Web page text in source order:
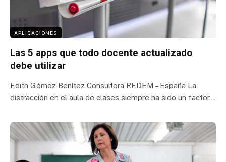
APLICACIONES
Las 5 apps que todo docente actualizado
debe utilizar
Edith Gómez Benítez Consultora REDEM – España La
distracción en el aula de clases siempre ha sido un factor…